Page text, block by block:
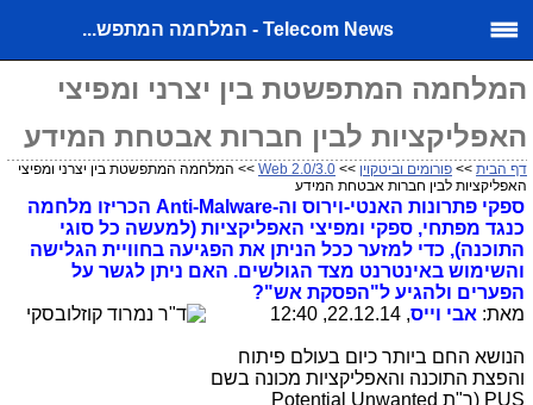
Telecom News - המלחמה המתפש...
המלחמה המתפשטת בין יצרני ומפיצי
האפליקציות לבין חברות אבטחת המידע
דף הבית >> פורומים וביטקוין >>
Web 2.0/3.0 >> המלחמה המתפשטת בין יצרני ומפיצי
האפליקציות לבין חברות אבטחת המידע
ספקי פתרונות האנטי-וירוס וה-Anti-Malware הכריזו מלחמה
כנגד מפתחי, ספקי ומפיצי האפליקציות (למעשה כל סוגי
התוכנה), כדי למזער ככל הניתן את הפגיעה בחוויית הגלישה
והשימוש באינטרנט מצד הגולשים. האם ניתן לגשר על
הפערים ולהגיע ל"הפסקת אש"?
מאת: אבי וייס, 22.12.14, 12:40
הנושא החם ביותר כיום בעולם פיתוח
והפצת התוכנה והאפליקציות מכונה בשם
PUS (ר"ת Potential Unwanted